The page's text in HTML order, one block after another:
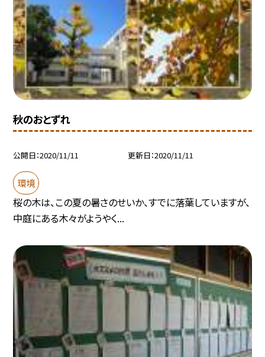
秋のおとずれ
公開日 2020/11/11 更新日 2020/11/11
環境
桜の木は、この夏の暑さのせいか、すでに落葉していますが、
中庭にある木々がようやく...